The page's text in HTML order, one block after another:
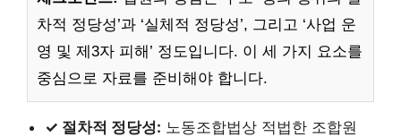
차적 정당성’과 ‘실체적 정당성’, 그리고 ‘사업 운
영 및 제3자 피해’ 정도입니다. 이 세 가지 요소를
중심으로 자료를 준비해야 합니다.
✓ 절차적 정당성: 노동조합법상 적법한 조합원